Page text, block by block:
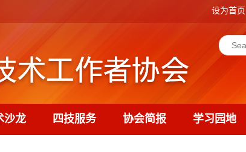
设为首页
沙龙 四技服务 协会简报 学习园地